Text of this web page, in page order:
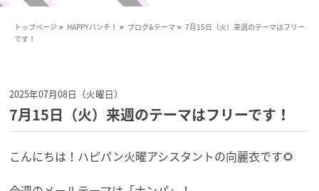
トップページ HAPPYパンチ！ ブログ&テーマ
7月15日（火）来週のテーマはフリー
です！
2025年07月08日（火曜日）
7月15日（火）来週のテーマはフリーです！
こんにちは！ハピパン火曜アシスタントの向麗衣です🌻